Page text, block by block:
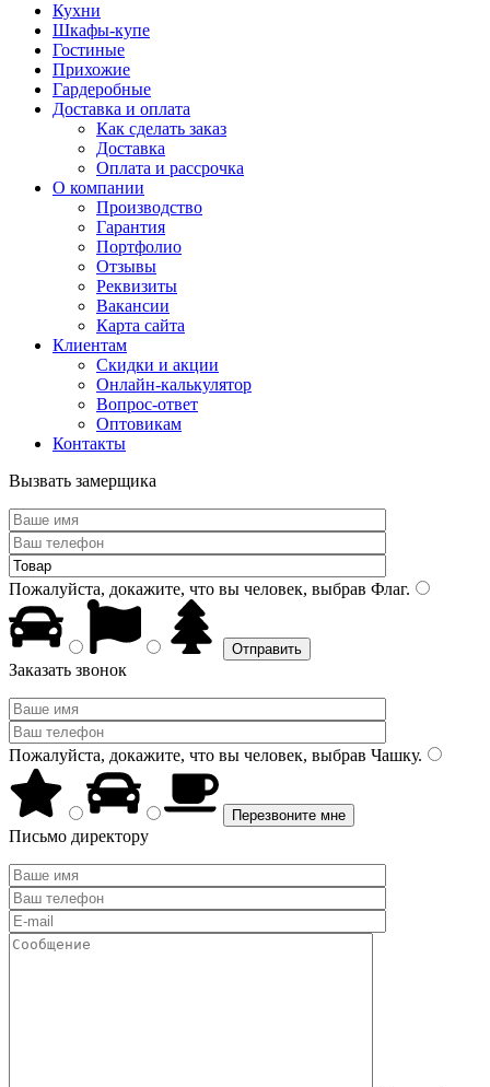
Кухни
Шкафы-купе
Гостиные
Прихожие
Гардеробные
Доставка и оплата
Как сделать заказ
Доставка
Оплата и рассрочка
О компании
Производство
Гарантия
Портфолио
Отзывы
Реквизиты
Вакансии
Карта сайта
Клиентам
Скидки и акции
Онлайн-калькулятор
Вопрос-ответ
Оптовикам
Контакты
Вызвать замерщика
Пожалуйста, докажите, что вы человек, выбрав Флаг.
Заказать звонок
Пожалуйста, докажите, что вы человек, выбрав Чашку.
Письмо директору